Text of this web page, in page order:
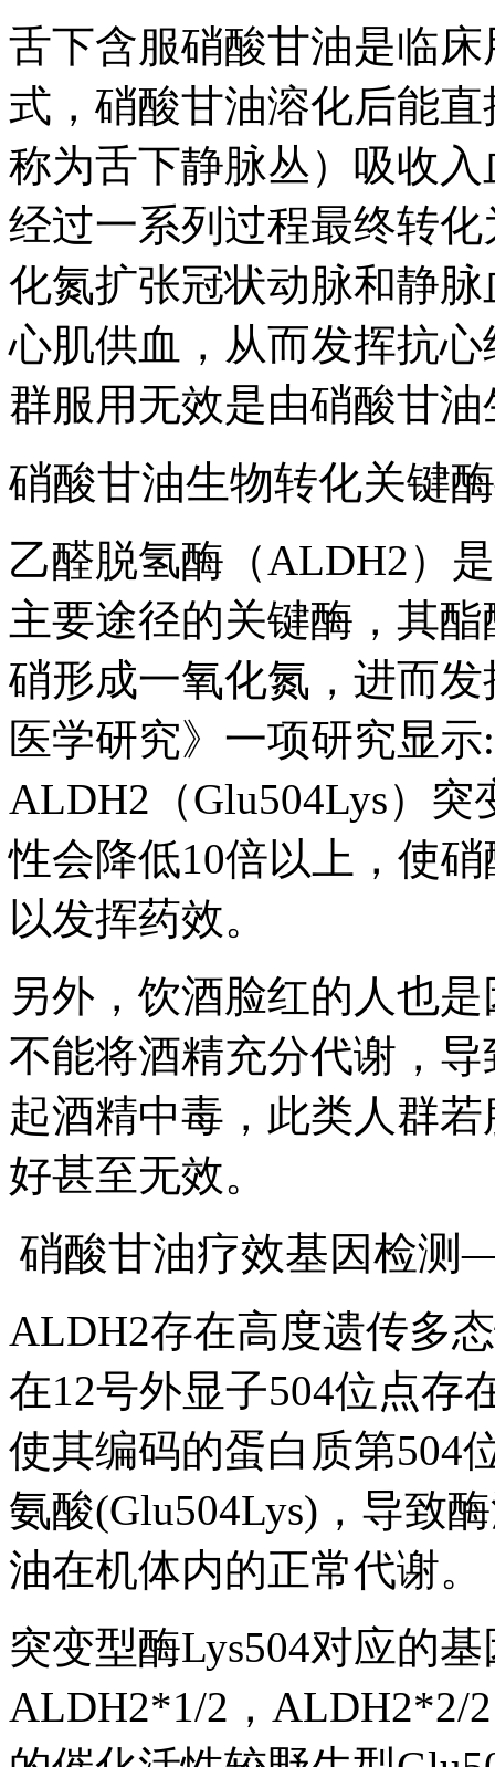
舌下含服硝酸甘油是临
式，硝酸甘油溶化后能
称为舌下静脉丛）吸收
经过一系列过程最终转
化氮扩张冠状动脉和静
心肌供血，从而发挥抗
群服用无效是由硝酸甘
硝酸甘油生物转化关键
乙醛脱氢酶（ALDH2）
主要途径的关键酶，其
硝形成一氧化氮，进而
医学研究》一项研究显
ALDH2（Glu504Lys）
性会降低10倍以上，使
以发挥药效。
另外，饮酒脸红的人也
不能将酒精充分代谢，
起酒精中毒，此类人群
好甚至无效。
硝酸甘油疗效基因检
ALDH2存在高度遗传多
在12号外显子504位点存
使其编码的蛋白质第504
氨酸(Glu504Lys)，导致
油在机体内的正常代谢。
突变型酶Lys504对应的
ALDH2*1/2，ALDH2*2/